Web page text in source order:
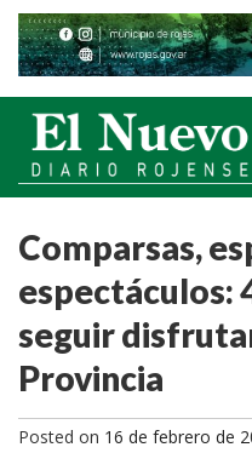
Comparsas,
espectáculos:
seguir
Provincia
Posted on 16 de febrero de